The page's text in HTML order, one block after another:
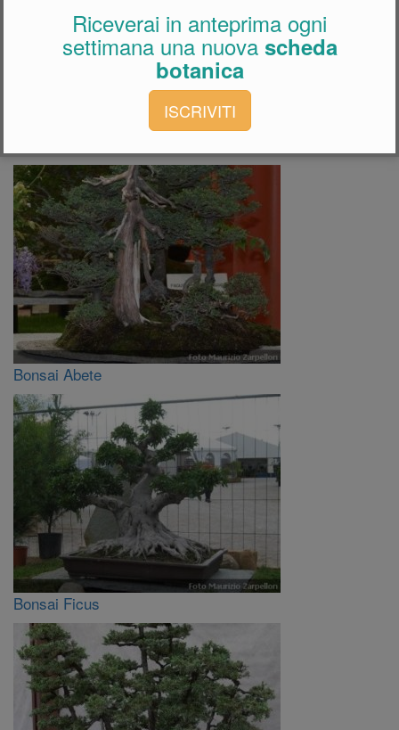
Bonsai Abete
Bonsai Ficus
Riceverai in anteprima ogni
settimana una nuovascheda
botanica
ISCRIVITI